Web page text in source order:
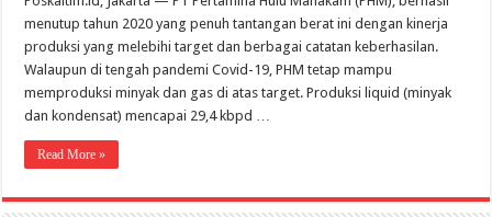
menutup tahun 2020 yang penuh tantangan berat ini dengan kinerja
produksi yang melebihi target dan berbagai catatan keberhasilan.
Walaupun di tengah pandemi Covid-19, PHM tetap mampu
memproduksi minyak dan gas di atas target. Produksi liquid (minyak
dan kondensat) mencapai 29,4 kbpd …
Read More »